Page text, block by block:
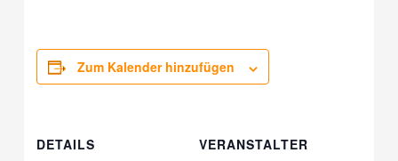
Zum Kalender hinzufügen
DETAILS
VERANSTALTER